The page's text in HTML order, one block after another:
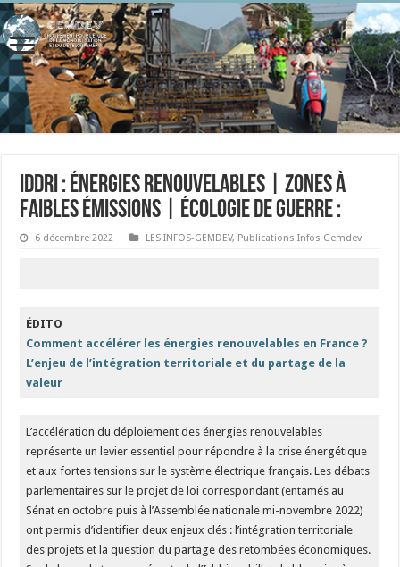
IDDRI : ÉNERGIES RENOUVELABLES | ZONES À
FAIBLES ÉMISSIONS | ÉCOLOGIE DE GUERRE :
6 décembre 2022 LES INFOS-GEMDEV, Publications Infos Gemdev
ÉDITO
Comment accélérer les énergies renouvelables en France ?
L’enjeu de l’intégration territoriale et du partage de la
valeur
L’accélération du déploiement des énergies renouvelables
représente un levier essentiel pour répondre à la crise énergétique
et aux fortes tensions sur le système électrique français. Les débats
parlementaires sur le projet de loi correspondant (entamés au
Sénat en octobre puis à l’Assemblée nationale mi-novembre 2022)
ont permis d’identifier deux enjeux clés : l’intégration territoriale
des projets et la question du partage des retombées économiques.